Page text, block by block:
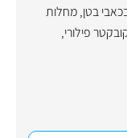
בטן,מחלות
פילורי,